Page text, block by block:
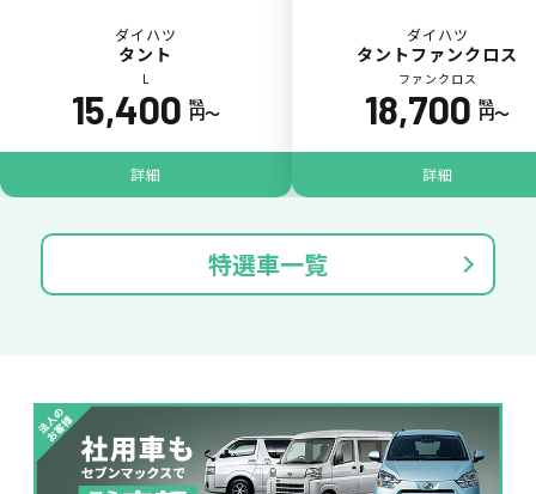
パンク ガラス破損
落書き
いたずら
バンパー
破損
ダイハツ
タント
L
15,400 税込
円〜
詳細
ダイハツ
タントファンクロス
ファンクロス
18,700 税込
円〜
詳細
特選車一覧